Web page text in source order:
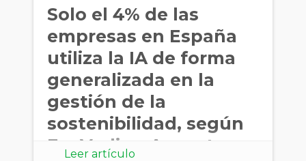
Solo el 4% de las
empresas en España
utiliza la IA de forma
generalizada en la
gestión de la
sostenibilidad, según
EcoVadis y Accenture
Leer artículo